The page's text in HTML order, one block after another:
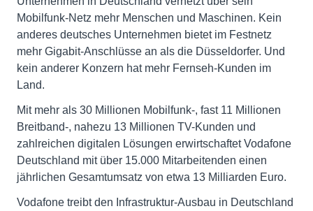
Mobilfunk-Netz mehr Menschen und Maschinen. Kein
anderes deutsches Unternehmen bietet im Festnetz
mehr Gigabit-Anschlüsse an als die Düsseldorfer. Und
kein anderer Konzern hat mehr Fernseh-Kunden im
Land.
Mit mehr als 30 Millionen Mobilfunk-, fast 11 Millionen
Breitband-, nahezu 13 Millionen TV-Kunden und
zahlreichen digitalen Lösungen erwirtschaftet Vodafone
Deutschland mit über 15.000 Mitarbeitenden einen
jährlichen Gesamtumsatz von etwa 13 Milliarden Euro.
Vodafone treibt den Infrastruktur-Ausbau in Deutschland